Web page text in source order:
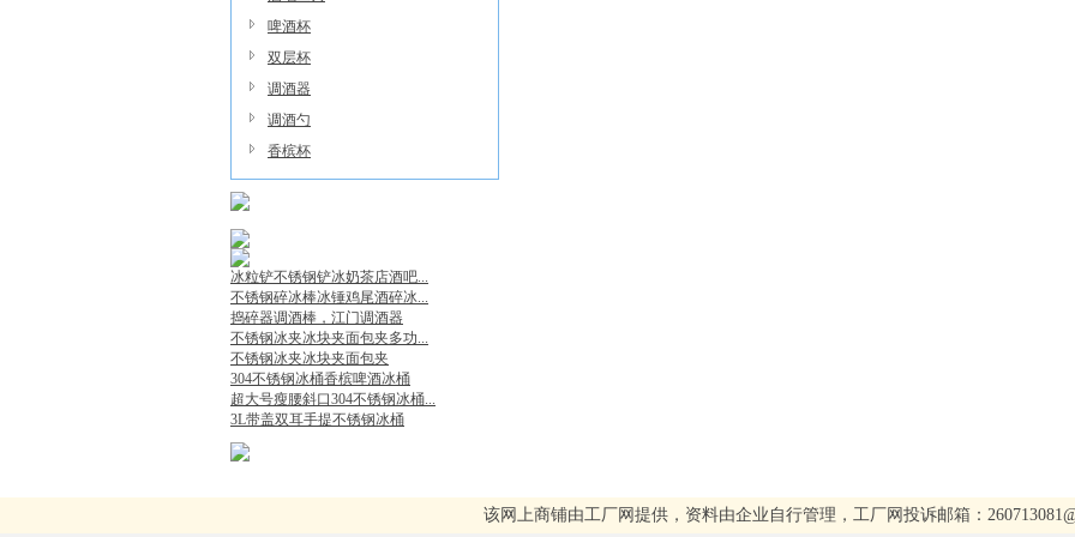
啤酒杯
双层杯
调酒器
调酒勺
香槟杯
冰粒铲不锈钢铲冰奶茶店酒吧...
不锈钢碎冰棒冰锤鸡尾酒碎冰...
捣碎器调酒棒，江门调酒器
不锈钢冰夹冰块夹面包夹多功...
不锈钢冰夹冰块夹面包夹
304不锈钢冰桶香槟啤酒冰桶
超大号瘦腰斜口304不锈钢冰桶...
3L带盖双耳手提不锈钢冰桶
该网上商铺由工厂网提供，资料由企业自行管理，工厂网投诉邮箱：